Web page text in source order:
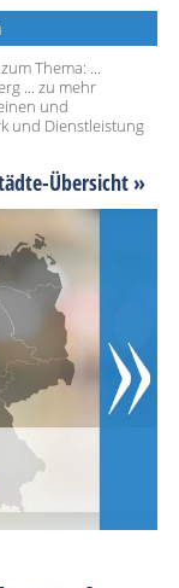
Thema: ...
... zu mehr
und
und Dienstleistung
Übersicht »